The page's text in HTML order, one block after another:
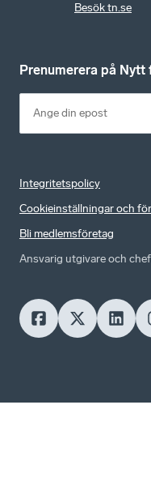
Besök tn.se
Prenumerera på Nytt
Integritetspolicy
Cookieinställningar och
Bli medlemsföretag
Ansvarig utgivare och